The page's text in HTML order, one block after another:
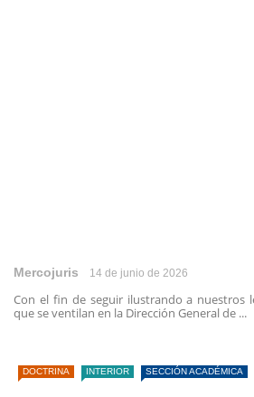
Mercojuris 14 de junio de 2026
Con el fin de seguir ilustrando a nuestros
que se ventilan en la Dirección General de ...
DOCTRINA INTERIOR SECCIÓN ACADÉMICA